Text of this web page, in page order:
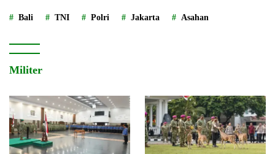
Bali TNI Polri Jakarta Asahan
Militer